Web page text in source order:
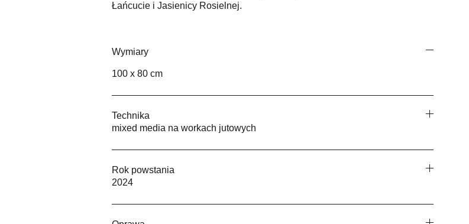
Łańcucie i Jasienicy Rosielnej.
Wymiary
100 x 80 cm
Technika
mixed media na workach jutowych
Rok powstania
2024